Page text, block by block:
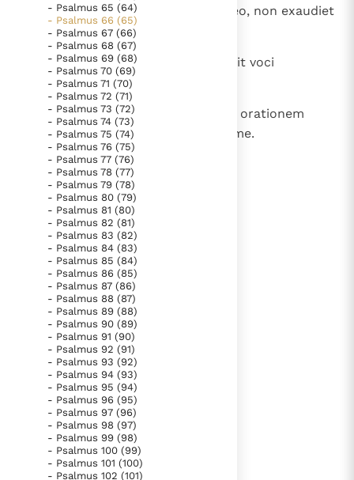
- Psalmus 65 (64)
- Psalmus 66 (65)
- Psalmus 67 (66)
- Psalmus 68 (67)
- Psalmus 69 (68)
- Psalmus 70 (69)
- Psalmus 71 (70)
- Psalmus 72 (71)
- Psalmus 73 (72)
- Psalmus 74 (73)
- Psalmus 75 (74)
- Psalmus 76 (75)
- Psalmus 77 (76)
- Psalmus 78 (77)
- Psalmus 79 (78)
- Psalmus 80 (79)
- Psalmus 81 (80)
- Psalmus 82 (81)
- Psalmus 83 (82)
- Psalmus 84 (83)
- Psalmus 85 (84)
- Psalmus 86 (85)
- Psalmus 87 (86)
- Psalmus 88 (87)
- Psalmus 89 (88)
- Psalmus 90 (89)
- Psalmus 91 (90)
- Psalmus 92 (91)
- Psalmus 93 (92)
- Psalmus 94 (93)
- Psalmus 95 (94)
- Psalmus 96 (95)
- Psalmus 97 (96)
- Psalmus 98 (97)
- Psalmus 99 (98)
- Psalmus 100 (99)
- Psalmus 101 (100)
- Psalmus 102 (101)
Iniquitatem si aspexi in corde meo, non exaudiet
Dominus.
Propterea exaudivit Deus, attendit voci
deprecationis meae.
Benedictus Deus, qui non amovit orationem
meam et misericordiam suam a me.
lees verder